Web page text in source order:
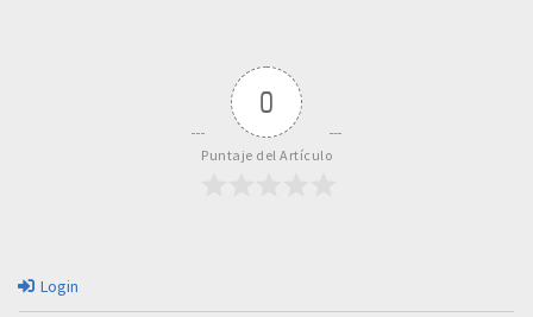
0
Puntaje del Artículo
Login